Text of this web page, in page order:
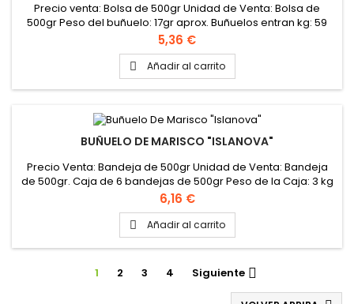
Precio venta: Bolsa de 500gr Unidad de Venta: Bolsa de
500gr Peso del buñuelo: 17gr aprox. Buñuelos entran kg: 59
Aprox. Formato: Caja de 8 bolsas de 500gr Peso de la Caja: 4
kg
Precio
5,36 €
 Añadir al carrito
BUÑUELO DE MARISCO "ISLANOVA"
Precio Venta: Bandeja de 500gr Unidad de Venta: Bandeja
de 500gr. Caja de 6 bandejas de 500gr Peso de la Caja: 3 kg
PINCHAR AQUI VER VIDEO BUÑUELOS
Precio
6,16 €
 Añadir al carrito
1 2 3 4 Siguiente 